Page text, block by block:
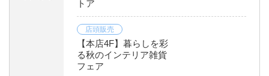
トア
店頭販売
【本店4F】暮らしを彩
る秋のインテリア雑貨
フェア